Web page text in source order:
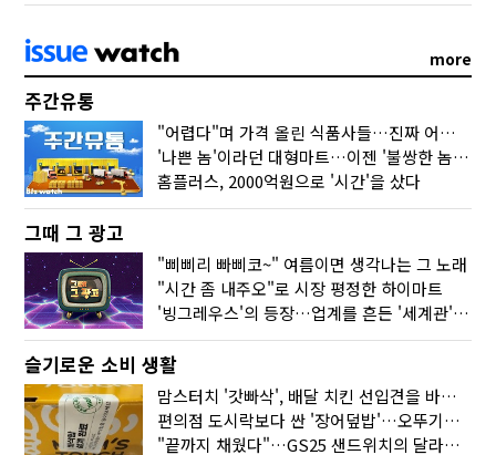
more
주간유통
"어렵다"며 가격 올린 식품사들…진짜 어려운 거 맞아?
'나쁜 놈'이라던 대형마트…이젠 '불쌍한 놈' 됐다
홈플러스, 2000억원으로 '시간'을 샀다
그때 그 광고
"삐삐리 빠삐코~" 여름이면 생각나는 그 노래
"시간 좀 내주오"로 시장 평정한 하이마트
'빙그레우스'의 등장…업계를 흔든 '세계관' 마케팅
슬기로운 소비 생활
맘스터치 '갓빠삭', 배달 치킨 선입견을 바꿨다
편의점 도시락보다 싼 '장어덮밥'…오뚜기가 해냈다
"끝까지 채웠다"…GS25 샌드위치의 달라진 '속'사정